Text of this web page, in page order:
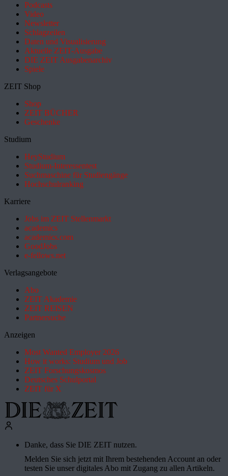
Podcasts
Video
Newsletter
Schlagzeilen
Daten und Visualisierung
Aktuelle ZEIT-Ausgabe
DIE ZEIT Ausgabenarchiv
Spiele
ZEIT Shop
Shop
ZEIT BÜCHER
Geschenke
Studium
HeyStudium
Studium-Interessentest
Suchmaschine für Studiengänge
Hochschulranking
Karriere
Jobs im ZEIT Stellenmarkt
academics
academics.com
GoodJobs
e-fellows.net
Verlagsangebote
Abo
ZEIT Akademie
ZEIT REISEN
Partnersuche
Anzeigen
Most Wanted Employer 2026
How it works: Studium und Job
ZEIT Forschungskosmos
Deutsches Schulportal
ZEIT für X
Danke, dass Sie DIE ZEIT nutzen.
Melden Sie sich jetzt mit Ihrem bestehenden Account an oder
testen Sie unser digitales Abo mit Zugang zu allen Artikeln.